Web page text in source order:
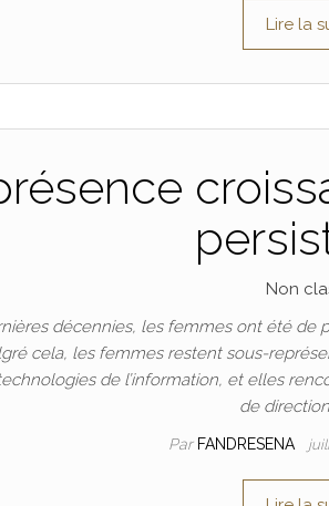
Lire la
Non
décennies, les femmes ont été de
cela, les femmes restent sous-
de l’information, et elles
de
Par FANDRESENA